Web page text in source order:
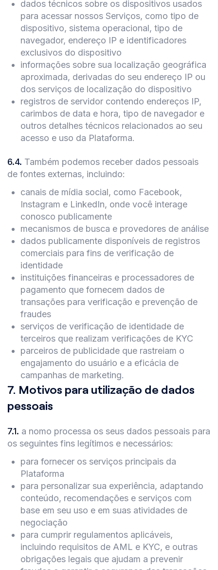
dados técnicos sobre os dispositivos usados
para acessar nossos Serviços, como tipo de
dispositivo, sistema operacional, tipo de
navegador, endereço IP e identificadores
exclusivos do dispositivo
informações sobre sua localização geográfica
aproximada, derivadas do seu endereço IP ou
dos serviços de localização do dispositivo
registros de servidor contendo endereços IP,
carimbos de data e hora, tipo de navegador e
outros detalhes técnicos relacionados ao seu
acesso e uso da Plataforma.
6.4. Também podemos receber dados pessoais
de fontes externas, incluindo:
canais de mídia social, como Facebook,
Instagram e LinkedIn, onde você interage
conosco publicamente
mecanismos de busca e provedores de análise
dados publicamente disponíveis de registros
comerciais para fins de verificação de
identidade
instituições financeiras e processadores de
pagamento que fornecem dados de
transações para verificação e prevenção de
fraudes
serviços de verificação de identidade de
terceiros que realizam verificações de KYC
parceiros de publicidade que rastreiam o
engajamento do usuário e a eficácia de
campanhas de marketing.
7. Motivos para utilização de dados
pessoais
7.1. a nomo processa os seus dados pessoais para
os seguintes fins legítimos e necessários:
para fornecer os serviços principais da
Plataforma
para personalizar sua experiência, adaptando
conteúdo, recomendações e serviços com
base em seu uso e em suas atividades de
negociação
para cumprir regulamentos aplicáveis,
incluindo requisitos de AML e KYC, e outras
obrigações legais que ajudam a prevenir